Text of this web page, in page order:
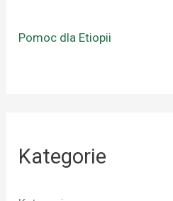
Pomoc dla Etiopii
Kategorie